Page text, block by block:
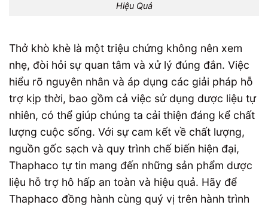
Hiệu Quả
Thở khò khè là một triệu chứng không nên xem
nhẹ, đòi hỏi sự quan tâm và xử lý đúng đắn. Việc
hiểu rõ nguyên nhân và áp dụng các giải pháp hỗ
trợ kịp thời, bao gồm cả việc sử dụng dược liệu tự
nhiên, có thể giúp chúng ta cải thiện đáng kể chất
lượng cuộc sống. Với sự cam kết về chất lượng,
nguồn gốc sạch và quy trình chế biến hiện đại,
Thaphaco tự tin mang đến những sản phẩm dược
liệu hỗ trợ hô hấp an toàn và hiệu quả. Hãy để
Thaphaco đồng hành cùng quý vị trên hành trình